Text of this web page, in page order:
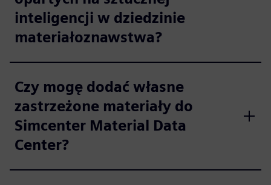
inteligencji w dziedzinie
materiałoznawstwa?
Czy mogę dodać własne
zastrzeżone materiały do
Simcenter Material Data
Center?